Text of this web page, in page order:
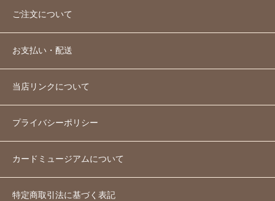
ご注文について
お支払い・配送
当店リンクについて
プライバシーポリシー
カードミュージアムについて
特定商取引法に基づく表記